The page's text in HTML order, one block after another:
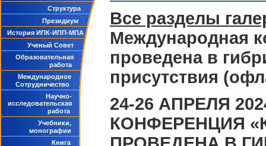
Структура
Президиум
История ИПК-ИПП-МПА
Ученый Совет
Образовательная
работа
Международное
Сотрудничество
Научно-
исследовательская
работа
Учебники,
монографии
Книга
Все разделы
Международная
проведена в
присутствия
24-26 АПРЕЛЯ
КОНФЕРЕНЦИЯ